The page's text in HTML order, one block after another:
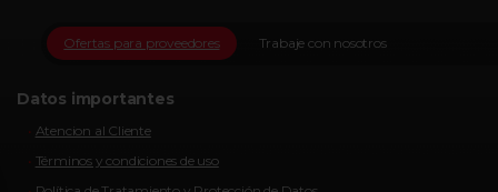
Trabaje con nosotros
Ofertas para proveedores
Datos importantes
Atencion al Cliente
Términos y condiciones de uso